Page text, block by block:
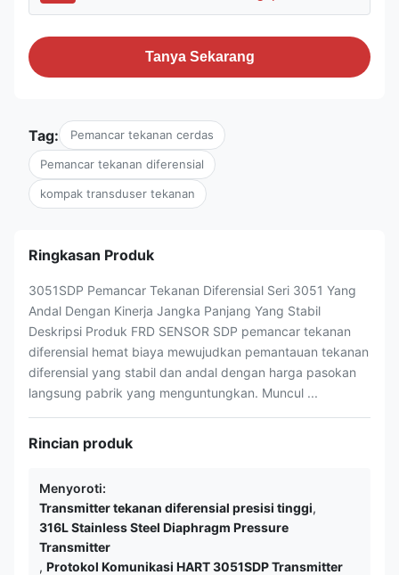
Tanya Sekarang
Tag: Pemancar tekanan cerdas
Pemancar tekanan diferensial
kompak transduser tekanan
Ringkasan Produk
3051SDP Pemancar Tekanan Diferensial Seri 3051 Yang
Andal Dengan Kinerja Jangka Panjang Yang Stabil
Deskripsi Produk FRD SENSOR SDP pemancar tekanan
diferensial hemat biaya mewujudkan pemantauan tekanan
diferensial yang stabil dan andal dengan harga pasokan
langsung pabrik yang menguntungkan. Muncul ...
Rincian produk
Menyoroti:
Transmitter tekanan diferensial presisi tinggi,
316L Stainless Steel Diaphragm Pressure
Transmitter
, Protokol Komunikasi HART 3051SDP Transmitter